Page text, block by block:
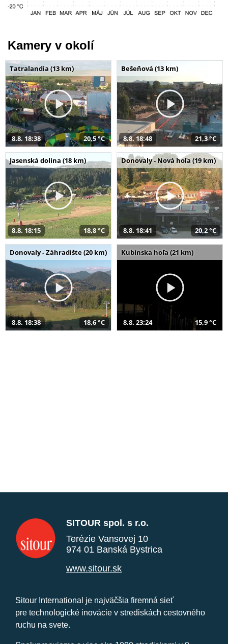
Kamery v okolí
Tatralandia (13 km)
8.8. 18:38 20,5 °C
Bešeňová (13 km)
8.8. 18:48 21,3 °C
Jasenská dolina (18 km)
8.8. 18:15 18,8 °C
Donovaly - Nová hoľa (19 km)
8.8. 18:41 20,2 °C
Donovaly - Záhradište (20 km)
8.8. 18:38 18,6 °C
Kubínska hoľa (21 km)
8.8. 23:24 15,9 °C
SITOUR spol. s r.o.
Terézie Vansovej 10
974 01 Banská Bystrica
www.sitour.sk
Sitour International je najväčšia firemná sieť
pre technologické inovácie v strediskách cestovného
ruchu na svete.